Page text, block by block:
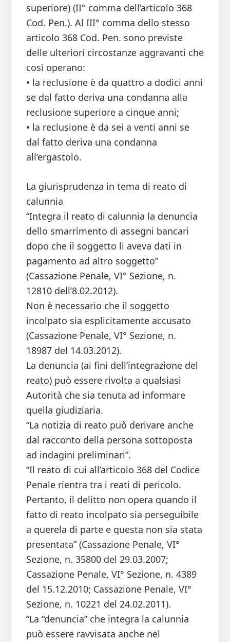
superiore) (II° comma dell’articolo 368
Cod. Pen.). Al III° comma dello stesso
articolo 368 Cod. Pen. sono previste
delle ulteriori circostanze aggravanti che
così operano:
• la reclusione è da quattro a dodici anni
se dal fatto deriva una condanna alla
reclusione superiore a cinque anni;
• la reclusione è da sei a venti anni se
dal fatto deriva una condanna
all’ergastolo.
La giurisprudenza in tema di reato di
calunnia
“Integra il reato di calunnia la denuncia
dello smarrimento di assegni bancari
dopo che il soggetto li aveva dati in
pagamento ad altro soggetto”
(Cassazione Penale, VI° Sezione, n.
12810 dell’8.02.2012).
Non è necessario che il soggetto
incolpato sia esplicitamente accusato
(Cassazione Penale, VI° Sezione, n.
18987 del 14.03.2012).
La denuncia (ai fini dell’integrazione del
reato) può essere rivolta a qualsiasi
Autorità che sia tenuta ad informare
quella giudiziaria.
“La notizia di reato può derivare anche
dal racconto della persona sottoposta
ad indagini preliminari”.
“Il reato di cui all’articolo 368 del Codice
Penale rientra tra i reati di pericolo.
Pertanto, il delitto non opera quando il
fatto di reato incolpato sia perseguibile
a querela di parte e questa non sia stata
presentata” (Cassazione Penale, VI°
Sezione, n. 35800 del 29.03.2007;
Cassazione Penale, VI° Sezione, n. 4389
del 15.12.2010; Cassazione Penale, VI°
Sezione, n. 10221 del 24.02.2011).
“La “denuncia” che integra la calunnia
può essere ravvisata anche nel